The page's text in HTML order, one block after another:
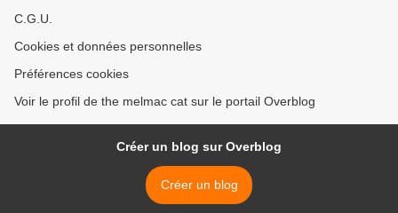
C.G.U.
Cookies et données personnelles
Préférences cookies
Voir le profil de the melmac cat sur le portail Overblog
Créer un blog sur Overblog
Créer un blog